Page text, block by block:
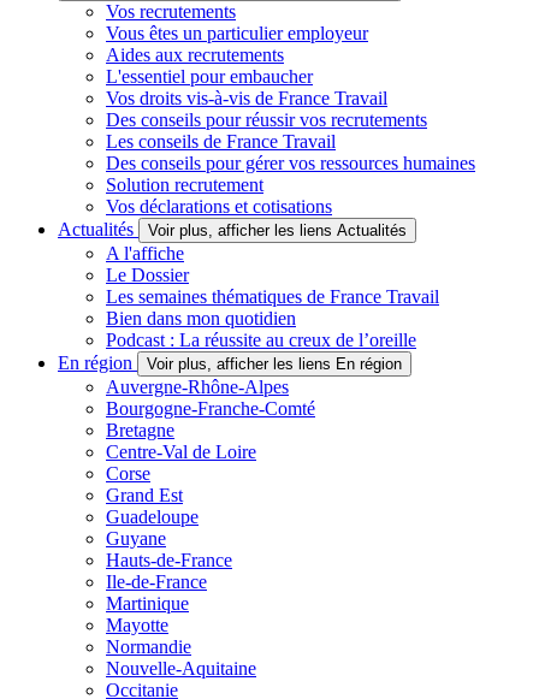
Vos recrutements
Vous êtes un particulier employeur
Aides aux recrutements
L'essentiel pour embaucher
Vos droits vis-à-vis de France Travail
Des conseils pour réussir vos recrutements
Les conseils de France Travail
Des conseils pour gérer vos ressources humaines
Solution recrutement
Vos déclarations et cotisations
Actualités
Voir plus, afficher les liens Actualités
A l'affiche
Le Dossier
Les semaines thématiques de France Travail
Bien dans mon quotidien
Podcast : La réussite au creux de l’oreille
En région
Voir plus, afficher les liens En région
Auvergne-Rhône-Alpes
Bourgogne-Franche-Comté
Bretagne
Centre-Val de Loire
Corse
Grand Est
Guadeloupe
Guyane
Hauts-de-France
Ile-de-France
Martinique
Mayotte
Normandie
Nouvelle-Aquitaine
Occitanie